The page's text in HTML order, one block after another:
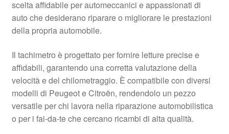
Politica sulla riservatezza
Procedura di Reclamo
Registratore di cassa
Rimostranza
Spedizione in tutto il mondo
scelta affidabile per automeccanici e appassionati di
auto che desiderano riparare o migliorare le prestazioni
della propria automobile.
Il tachimetro è progettato per fornire letture precise e
affidabili, garantendo una corretta valutazione della
velocità e del chilometraggio. È compatibile con diversi
modelli di Peugeot e Citroën, rendendolo un pezzo
versatile per chi lavora nella riparazione automobilistica
o per i fai-da-te che cercano ricambi di alta qualità.